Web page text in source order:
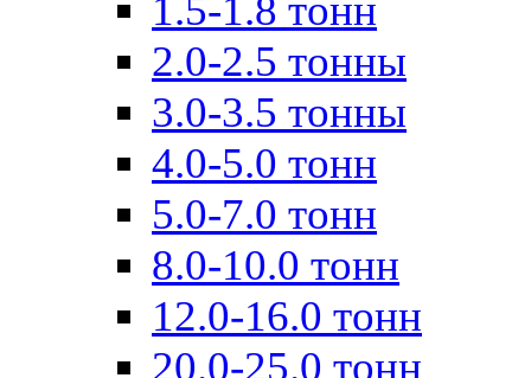
1.5-1.8 тонн
2.0-2.5 тонны
3.0-3.5 тонны
4.0-5.0 тонн
5.0-7.0 тонн
8.0-10.0 тонн
12.0-16.0 тонн
20.0-25.0 тонн